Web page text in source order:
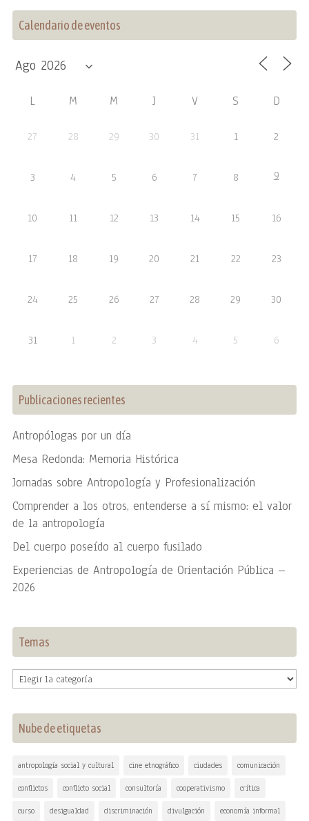
Calendario de eventos
L M M J V S D
27 28 29 30 31 1 2
3 4 5 6 7 8 9
10 11 12 13 14 15 16
17 18 19 20 21 22 23
24 25 26 27 28 29 30
31 1 2 3 4 5 6
Publicaciones recientes
Antropólogas por un día
Mesa Redonda: Memoria Histórica
Jornadas sobre Antropología y Profesionalización
Comprender a los otros, entenderse a sí mismo: el valor
de la antropología
Del cuerpo poseído al cuerpo fusilado
Experiencias de Antropología de Orientación Pública –
2026
Temas
Temas
Nube de etiquetas
antropología social y cultural cine etnográfico ciudades comunicación
conflictos conflicto social consultoría cooperativismo crítica
curso desigualdad discriminación divulgación economía informal